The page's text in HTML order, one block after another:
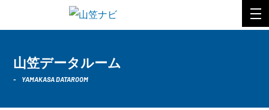
山笠データルーム
YAMAKASA DATAROOM